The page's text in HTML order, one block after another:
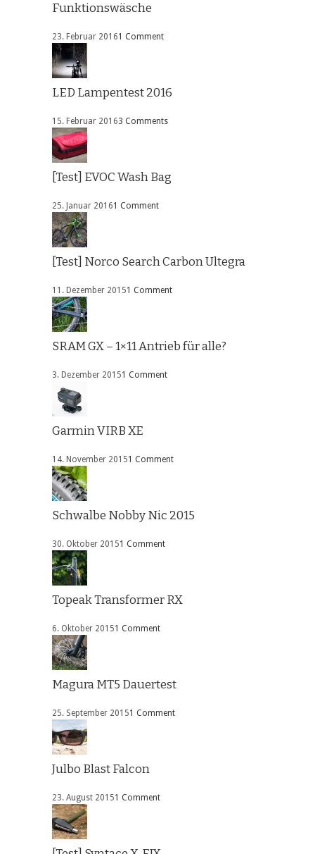
Funktionswäsche
23. Februar 20161 Comment
LED Lampentest 2016
15. Februar 20163 Comments
[Test] EVOC Wash Bag
25. Januar 20161 Comment
[Test] Norco Search Carbon Ultegra
11. Dezember 20151 Comment
SRAM GX – 1×11 Antrieb für alle?
3. Dezember 20151 Comment
Garmin VIRB XE
14. November 20151 Comment
Schwalbe Nobby Nic 2015
30. Oktober 20151 Comment
Topeak Transformer RX
6. Oktober 20151 Comment
Magura MT5 Dauertest
25. September 20151 Comment
Julbo Blast Falcon
23. August 20151 Comment